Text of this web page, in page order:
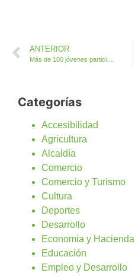
ANTERIOR
Más de 100 jóvenes participan en el I Encuentro para Personas con Diversidad Funcional
Categorías
Accesibilidad
Agricultura
Alcaldía
Comercio
Comercio y Turismo
Cultura
Deportes
Desarrollo
Economia y Hacienda
Educación
Empleo y Desarrollo